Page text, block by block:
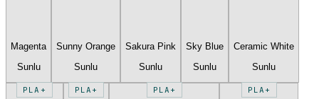
Magenta
Sunlu
Sunny Orange
Sunlu
Sakura Pink
Sunlu
Sky Blue
Sunlu
Ceramic White
Sunlu
PLA+ PLA+ PLA+ PLA+